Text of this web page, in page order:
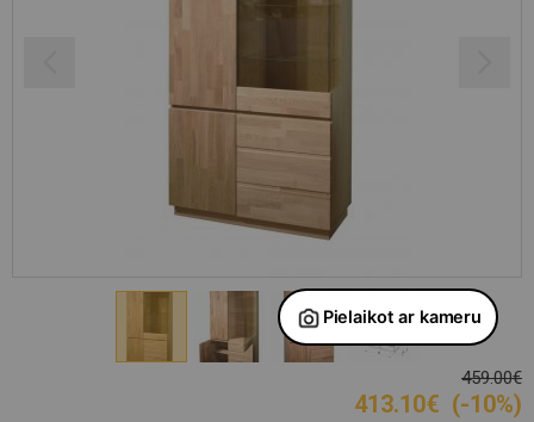
459.00€
413.10€ (-10%)